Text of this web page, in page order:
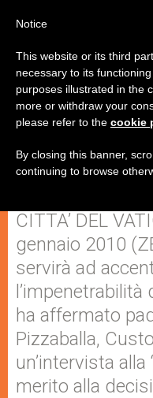
Il Custode
barriera in
separazione
CITTA’ DEL
gennaio 2010
servirà ad
l’impenetrabilità
ha affermato
Pizzaballa,
un’intervista alla
merito alla
Notice
This website or its third
necessary to its
purposes illustrated in the
more or withdraw your
please refer to the cookie
By closing this banner,
continuing to browse